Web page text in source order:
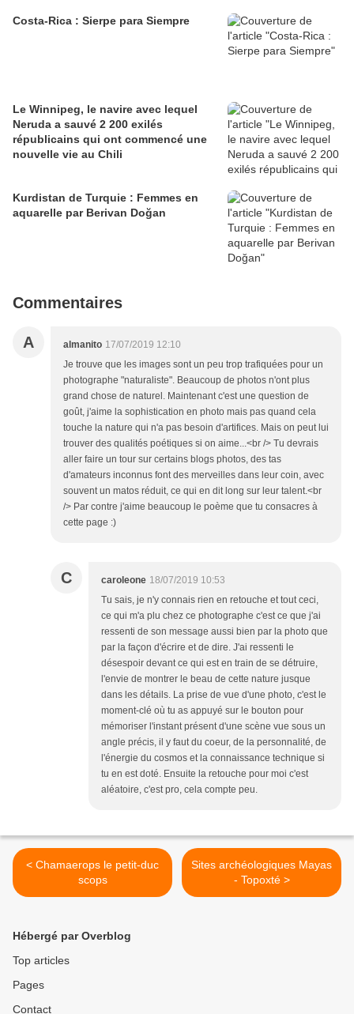
Costa-Rica : Sierpe para Siempre
Le Winnipeg, le navire avec lequel
Neruda a sauvé 2 200 exilés
républicains qui ont commencé une
nouvelle vie au Chili
Kurdistan de Turquie : Femmes en
aquarelle par Berivan Doğan
Commentaires
A almanito 17/07/2019 12:10
Je trouve que les images sont un peu trop trafiquées pour un
photographe "naturaliste". Beaucoup de photos n'ont plus
grand chose de naturel. Maintenant c'est une question de
goût, j'aime la sophistication en photo mais pas quand cela
touche la nature qui n'a pas besoin d'artifices. Mais on peut lui
trouver des qualités poétiques si on aime...<br /> Tu devrais
aller faire un tour sur certains blogs photos, des tas
d'amateurs inconnus font des merveilles dans leur coin, avec
souvent un matos réduit, ce qui en dit long sur leur talent.<br
/> Par contre j'aime beaucoup le poème que tu consacres à
cette page :)
C caroleone 18/07/2019 10:53
Tu sais, je n'y connais rien en retouche et tout ceci,
ce qui m'a plu chez ce photographe c'est ce que j'ai
ressenti de son message aussi bien par la photo que
par la façon d'écrire et de dire. J'ai ressenti le
désespoir devant ce qui est en train de se détruire,
l'envie de montrer le beau de cette nature jusque
dans les détails. La prise de vue d'une photo, c'est le
moment-clé où tu as appuyé sur le bouton pour
mémoriser l'instant présent d'une scène vue sous un
angle précis, il y faut du coeur, de la personnalité, de
l'énergie du cosmos et la connaissance technique si
tu en est doté. Ensuite la retouche pour moi c'est
aléatoire, c'est pro, cela compte peu.
< Chamaerops le petit-duc
scops
Sites archéologiques Mayas
- Topoxté >
Hébergé par Overblog
Top articles
Pages
Contact